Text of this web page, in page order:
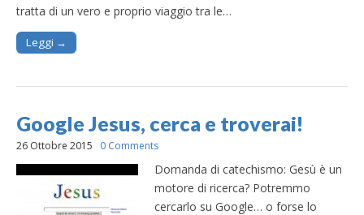
tratta di un vero e proprio viaggio tra le…
Leggi →
Google Jesus, cerca e troverai!
26 Ottobre 2015 0 Comments
Domanda di catechismo: Gesù è un
motore di ricerca? Potremmo
cercarlo su Google… o forse lo